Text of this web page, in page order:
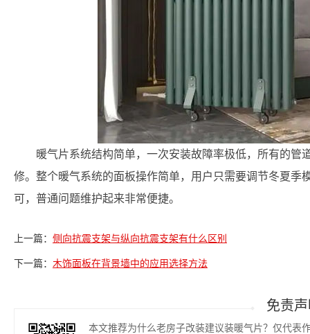
暖气片系统结构简单，一次安装故障率极低，所有的
修。整个暖气系统的面板操作简单，用户只需要调节冬夏季
可，普通问题维护起来非常便捷。
上一篇： 侧向抗震支架与纵向抗震支架有什么区别
下一篇： 木饰面板在背景墙中的应用选择方法
免责
本文推荐为什么老房子改装建议装暖气片？仅代表